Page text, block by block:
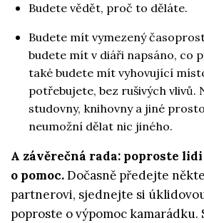
Budete vědět, proč to děláte.
Budete mít vymezený
budete mít v diáři napsáno, co
také budete mít vyhovující
potřebujete, bez rušivých vlivů.
studovny, knihovny a jiné
neumožní dělat nic jiného.
A závěrečná rada: poproste
o pomoc.Dočasně předejte
partnerovi, sjednejte si
poproste o výpomoc kamarádku.